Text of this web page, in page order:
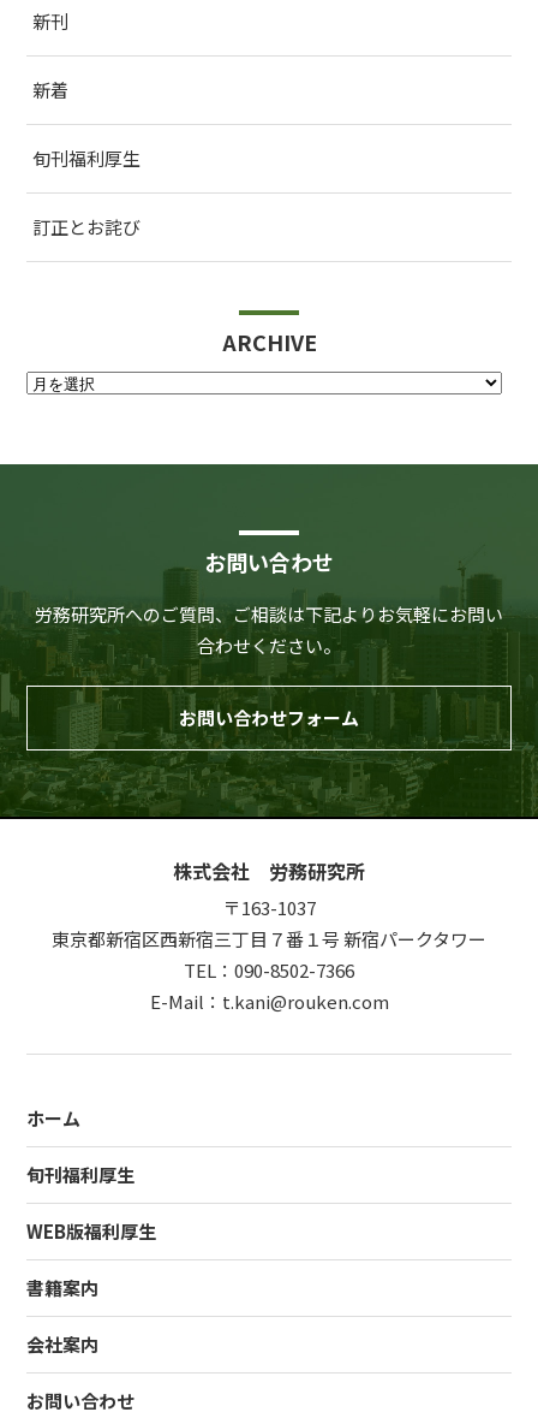
新刊
新着
旬刊福利厚生
訂正とお詫び
ARCHIVE
お問い合わせ
労務研究所へのご質問、ご相談は下記よりお気軽にお問い
合わせください。
お問い合わせフォーム
株式会社 労務研究所
〒163-1037
東京都新宿区西新宿三丁目７番１号 新宿パークタワー
TEL：090-8502-7366
E-Mail：t.kani@rouken.com
ホーム
旬刊福利厚生
WEB版福利厚生
書籍案内
会社案内
お問い合わせ